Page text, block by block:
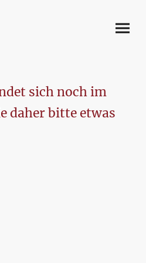
sich noch im
daher bitte etwas